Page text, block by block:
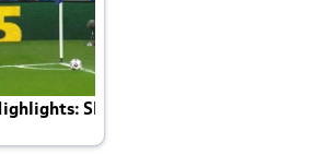
Skotland - Danmark 4-2